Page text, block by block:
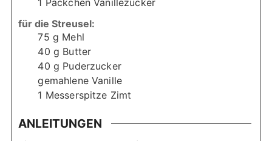
1 Päckchen Vanillezucker
für die Streusel:
75 g Mehl
40 g Butter
40 g Puderzucker
gemahlene Vanille
1 Messerspitze Zimt
ANLEITUNGEN